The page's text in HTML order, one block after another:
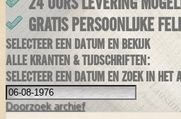
GRATIS PERSOONLIJKE
SELECTEER EEN DATUM EN BEKIJK
ALLE KRANTEN & TIJDSCHRIFTEN:
SELECTEER EEN DATUM EN ZOEK IN HET
Doorzoek archief